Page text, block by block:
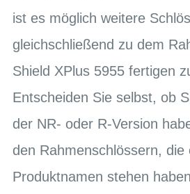
ist es möglich weitere
gleichschließend zu dem
Shield XPlus 5955 fertigen
Entscheiden Sie selbst, ob
der NR- oder R-Version
den Rahmenschlössern, die
Produktnamen stehen